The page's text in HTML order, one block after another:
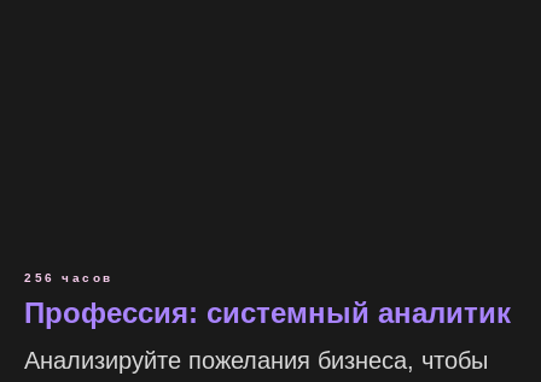
256 часов
Профессия: системный аналитик
Анализируйте пожелания бизнеса, чтобы